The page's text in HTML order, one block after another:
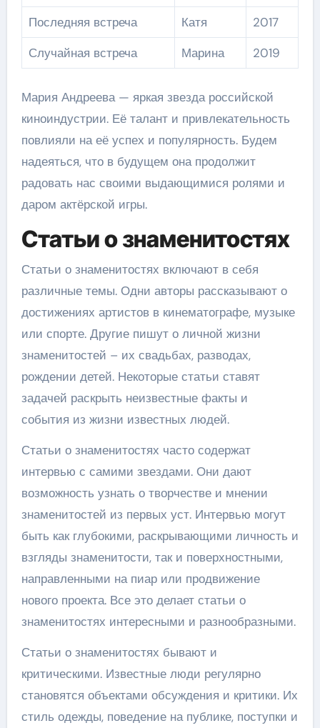
Последняя встреча
Катя
2017
Случайная встреча
Марина 2019
Мария Андреева — яркая звезда российской
киноиндустрии. Её талант и привлекательность
повлияли на её успех и популярность. Будем
надеяться, что в будущем она продолжит
радовать нас своими выдающимися ролями и
даром актёрской игры.
Статьи о знаменитостях
Статьи о знаменитостях включают в себя
различные темы. Одни авторы рассказывают о
достижениях артистов в кинематографе, музыке
или спорте. Другие пишут о личной жизни
знаменитостей – их свадьбах, разводах,
рождении детей. Некоторые статьи ставят
задачей раскрыть неизвестные факты и
события из жизни известных людей.
Статьи о знаменитостях часто содержат
интервью с самими звездами. Они дают
возможность узнать о творчестве и мнении
знаменитостей из первых уст. Интервью могут
быть как глубокими, раскрывающими личность и
взгляды знаменитости, так и поверхностными,
направленными на пиар или продвижение
нового проекта. Все это делает статьи о
знаменитостях интересными и разнообразными.
Статьи о знаменитостях бывают и
критическими. Известные люди регулярно
становятся объектами обсуждения и критики. Их
стиль одежды, поведение на публике, поступки и